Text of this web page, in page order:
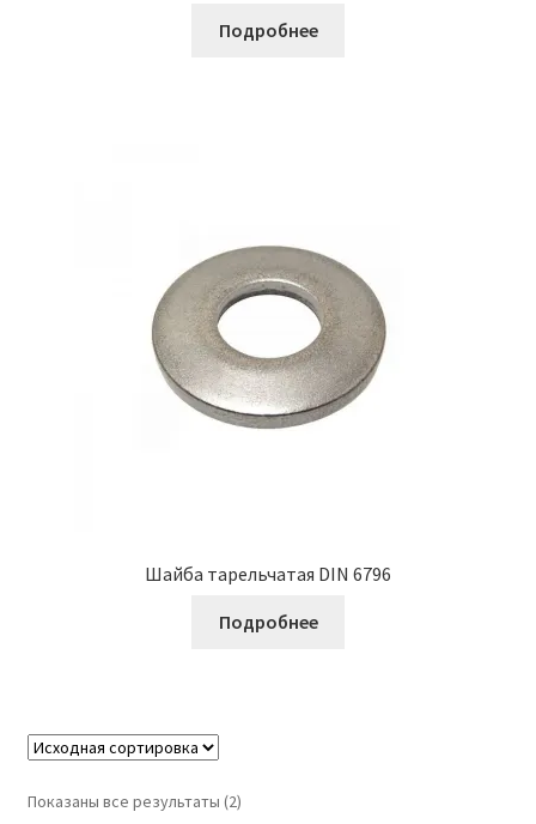
Подробнее
Шайба тарельчатая DIN 6796
Подробнее
Показаны все результаты (2)